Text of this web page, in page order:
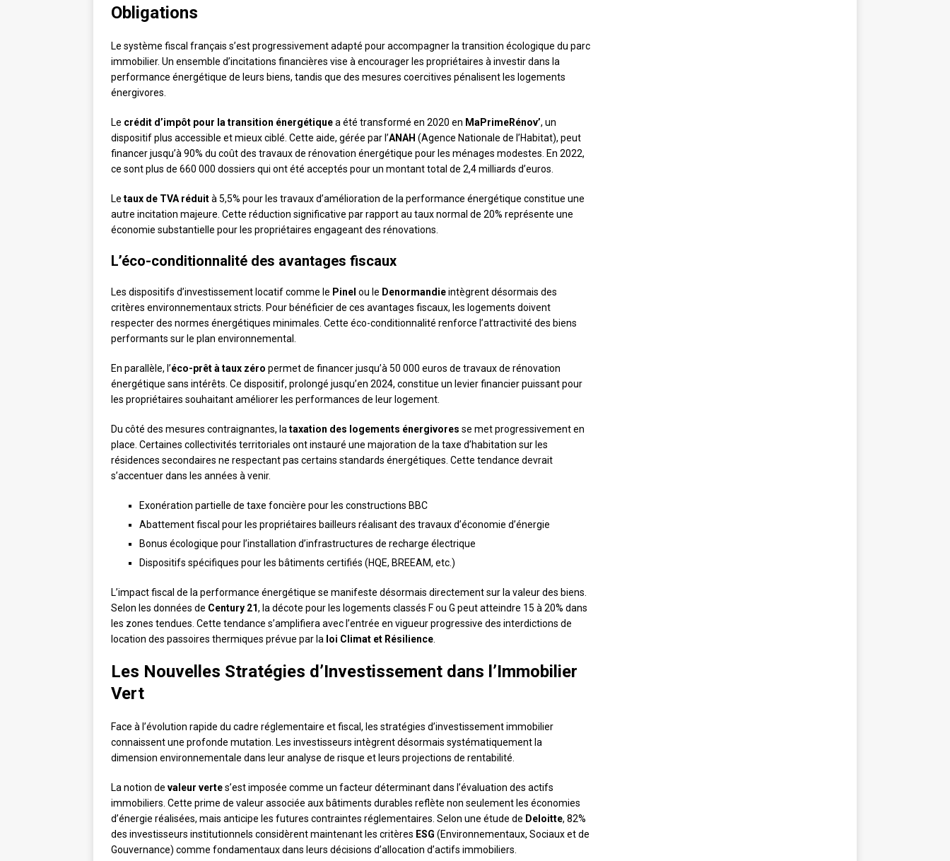
Obligations
Le système fiscal français s’est progressivement adapté pour accompagner la transition écologique du parc
immobilier. Un ensemble d’incitations financières vise à encourager les propriétaires à investir dans la
performance énergétique de leurs biens, tandis que des mesures coercitives pénalisent les logements
énergivores.
Le crédit d’impôt pour la transition énergétiquea été transformé en 2020 en MaPrimeRénov’, un
dispositif plus accessible et mieux ciblé. Cette aide, gérée par l’ANAH (Agence Nationale de l’Habitat), peut
financer jusqu’à 90% du coût des travaux de rénovation énergétique pour les ménages modestes. En 2022,
ce sont plus de 660 000 dossiers qui ont été acceptés pour un montant total de 2,4 milliards d’euros.
Le taux de TVA réduità 5,5% pour les travaux d’amélioration de la performance énergétique constitue une
autre incitation majeure. Cette réduction significative par rapport au taux normal de 20% représente une
économie substantielle pour les propriétaires engageant des rénovations.
L’éco-conditionnalité des avantages fiscaux
Les dispositifs d’investissement locatif comme le Pinel ou le Denormandieintègrent désormais des
critères environnementaux stricts. Pour bénéficier de ces avantages fiscaux, les logements doivent
respecter des normes énergétiques minimales. Cette éco-conditionnalité renforce l’attractivité des biens
performants sur le plan environnemental.
En parallèle, l’éco-prêt à taux zéro permet de financer jusqu’à 50 000 euros de travaux de rénovation
énergétique sans intérêts. Ce dispositif, prolongé jusqu’en 2024, constitue un levier financier puissant pour
les propriétaires souhaitant améliorer les performances de leur logement.
Du côté des mesures contraignantes, la taxation des logements énergivores se met progressivement en
place. Certaines collectivités territoriales ont instauré une majoration de la taxe d’habitation sur les
résidences secondaires ne respectant pas certains standards énergétiques. Cette tendance devrait
s’accentuer dans les années à venir.
Exonération partielle de taxe foncière pour les constructions BBC
Abattement fiscal pour les propriétaires bailleurs réalisant des travaux d’économie d’énergie
Bonus écologique pour l’installation d’infrastructures de recharge électrique
Dispositifs spécifiques pour les bâtiments certifiés (HQE, BREEAM, etc.)
L’impact fiscal de la performance énergétique se manifeste désormais directement sur la valeur des biens.
Selon les données de Century 21, la décote pour les logements classés F ou G peut atteindre 15 à 20% dans
les zones tendues. Cette tendance s’amplifiera avec l’entrée en vigueur progressive des interdictions de
location des passoires thermiques prévue par la loi Climat et Résilience
Les Nouvelles Stratégies d’Investissement dans l’Immobilier
Vert
Face à l’évolution rapide du cadre réglementaire et fiscal, les stratégies d’investissement immobilier
connaissent une profonde mutation. Les investisseurs intègrent désormais systématiquement la
dimension environnementale dans leur analyse de risque et leurs projections de rentabilité.
La notion de valeur vertes’est imposée comme un facteur déterminant dans l’évaluation des actifs
immobiliers. Cette prime de valeur associée aux bâtiments durables reflète non seulement les économies
d’énergie réalisées, mais anticipe les futures contraintes réglementaires. Selon une étude de Deloitte, 82%
des investisseurs institutionnels considèrent maintenant les critères ESG (Environnementaux, Sociaux et de
Gouvernance) comme fondamentaux dans leurs décisions d’allocation d’actifs immobiliers.